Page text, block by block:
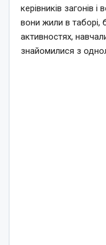
керівників загонів
вони жили в таборі,
активностях,
знайомилися з